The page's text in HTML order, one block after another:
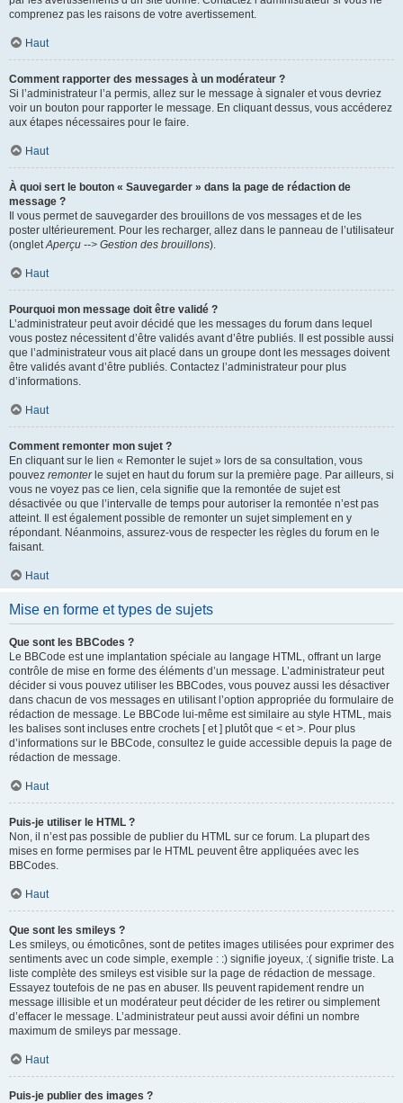
comprenez pas les raisons de votre avertissement.
Haut
Comment rapporter des messages à un modérateur ?
Si l’administrateur l’a permis, allez sur le message à signaler et vous devriez
voir un bouton pour rapporter le message. En cliquant dessus, vous accéderez
aux étapes nécessaires pour le faire.
Haut
À quoi sert le bouton « Sauvegarder » dans la page de rédaction de
message ?
Il vous permet de sauvegarder des brouillons de vos messages et de les
poster ultérieurement. Pour les recharger, allez dans le panneau de l’utilisateur
(ongletAperçu --> Gestion des brouillons).
Haut
Pourquoi mon message doit être validé ?
L’administrateur peut avoir décidé que les messages du forum dans lequel
vous postez nécessitent d’être validés avant d’être publiés. Il est possible aussi
que l’administrateur vous ait placé dans un groupe dont les messages doivent
être validés avant d’être publiés. Contactez l’administrateur pour plus
d’informations.
Haut
Comment remonter mon sujet ?
En cliquant sur le lien « Remonter le sujet » lors de sa consultation, vous
pouvez remonterle sujet en haut du forum sur la première page. Par ailleurs, si
vous ne voyez pas ce lien, cela signifie que la remontée de sujet est
désactivée ou que l’intervalle de temps pour autoriser la remontée n’est pas
atteint. Il est également possible de remonter un sujet simplement en y
répondant. Néanmoins, assurez-vous de respecter les règles du forum en le
faisant.
Haut
Mise en forme et types de sujets
Que sont les BBCodes ?
Le BBCode est une implantation spéciale au langage HTML, offrant un large
contrôle de mise en forme des éléments d’un message. L’administrateur peut
décider si vous pouvez utiliser les BBCodes, vous pouvez aussi les désactiver
dans chacun de vos messages en utilisant l’option appropriée du formulaire de
rédaction de message. Le BBCode lui-même est similaire au style HTML, mais
les balises sont incluses entre crochets [ et ] plutôt que < et >. Pour plus
d’informations sur le BBCode, consultez le guide accessible depuis la page de
rédaction de message.
Haut
Puis-je utiliser le HTML ?
Non, il n’est pas possible de publier du HTML sur ce forum. La plupart des
mises en forme permises par le HTML peuvent être appliquées avec les
BBCodes.
Haut
Que sont les smileys ?
Les smileys, ou émoticônes, sont de petites images utilisées pour exprimer des
sentiments avec un code simple, exemple : :) signifie joyeux, :( signifie triste. La
liste complète des smileys est visible sur la page de rédaction de message.
Essayez toutefois de ne pas en abuser. Ils peuvent rapidement rendre un
message illisible et un modérateur peut décider de les retirer ou simplement
d’effacer le message. L’administrateur peut aussi avoir défini un nombre
maximum de smileys par message.
Haut
Puis-je publier des images ?